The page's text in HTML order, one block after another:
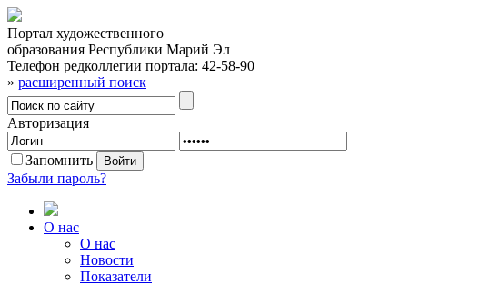
Портал художественного
образования Республики Марий Эл
Телефон редколлегии портала: 42-58-90
» расширенный поиск
Авторизация
Запомнить
Забыли пароль?
О нас
О нас
Новости
Показатели